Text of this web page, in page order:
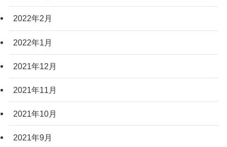
2022年2月
2022年1月
2021年12月
2021年11月
2021年10月
2021年9月